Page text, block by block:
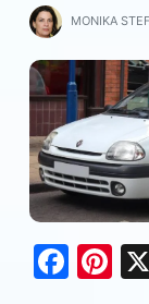
MONIKA
F
Pi